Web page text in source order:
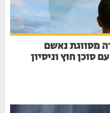
מסווגת נאשם
סוכן חוץ וניסיון